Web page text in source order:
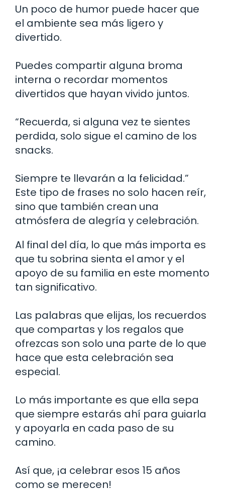
Un poco de humor puede hacer que
el ambiente sea más ligero y
divertido.
Puedes compartir alguna broma
interna o recordar momentos
divertidos que hayan vivido juntos.
“Recuerda, si alguna vez te sientes
perdida, solo sigue el camino de los
snacks.
Siempre te llevarán a la felicidad.”
Este tipo de frases no solo hacen reír,
sino que también crean una
atmósfera de alegría y celebración.
Al final del día, lo que más importa es
que tu sobrina sienta el amor y el
apoyo de su familia en este momento
tan significativo.
Las palabras que elijas, los recuerdos
que compartas y los regalos que
ofrezcas son solo una parte de lo que
hace que esta celebración sea
especial.
Lo más importante es que ella sepa
que siempre estarás ahí para guiarla
y apoyarla en cada paso de su
camino.
Así que, ¡a celebrar esos 15 años
como se merecen!